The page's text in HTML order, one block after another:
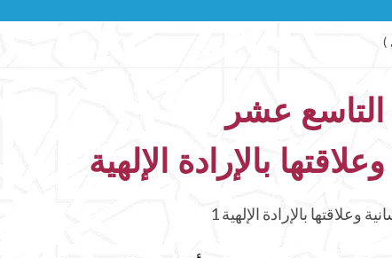
)
التاسع عشر
بالإرادة الإلهية